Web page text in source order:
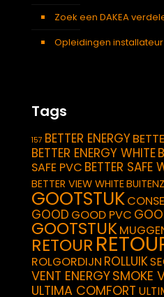
Zoek een DAKEA
Opleidingen installateur
Tags
157 BETTER ENERGY
BETTER ENERGY WHITE
SAFE PVC BETTER SAFE
BETTER VIEW WHITE
GOOTSTUK
GOOD GOOD PVC
GOOTSTUK
RETOUR
ROLGORDIJN ROLLUIK
VENT ENERGYSMOKE
ULTIMA COMFORT